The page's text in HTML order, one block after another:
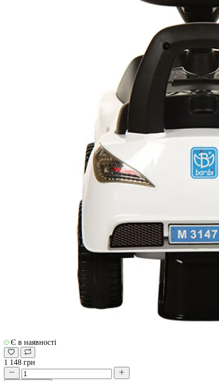
Є в наявності
1 148 грн